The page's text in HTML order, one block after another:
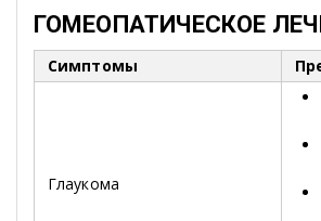
ГОМЕОПАТИЧЕСКОЕ
Симптомы
Глаукома